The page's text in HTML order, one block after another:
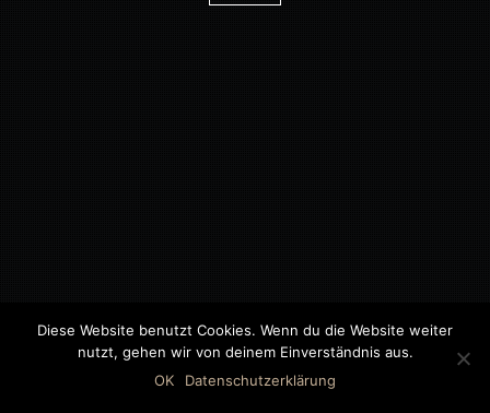
©2018 MWB – MOTORWAGEN BERNAU GMBH
Diese Website benutzt Cookies. Wenn du die Website weiter
nutzt, gehen wir von deinem Einverständnis aus.
OK
Datenschutzerklärung